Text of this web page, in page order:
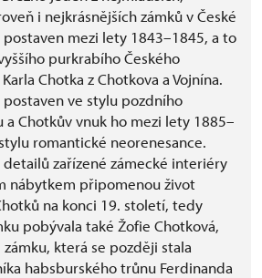
i nejkrásnějších zámků v České
mezi lety 1843–1845, a to
purkrabího Českého
Chotka z Chotkova a Vojnína.
ve stylu pozdního
a Chotkův vnuk ho mezi lety 1885–
romantické neorenesance.
detailů zařízené zámecké interiéry
nábytkem připomenou život
na konci 19. století, tedy
pobývala také Žofie Chotková,
která se později stala
habsburského trůnu Ferdinanda